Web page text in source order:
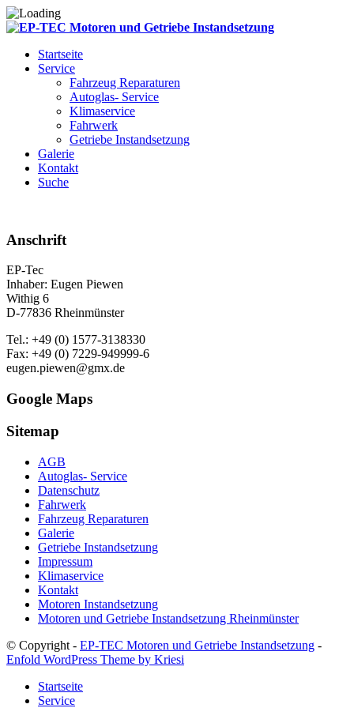
Startseite
Service
Fahrzeug Reparaturen
Autoglas- Service
Klimaservice
Fahrwerk
Getriebe Instandsetzung
Galerie
Kontakt
Suche
Anschrift
EP-Tec
Inhaber: Eugen Piewen
Withig 6
D-77836 Rheinmünster
Tel.: +49 (0) 1577-3138330
Fax: +49 (0) 7229-949999-6
eugen.piewen@gmx.de
Google Maps
Sitemap
AGB
Autoglas- Service
Datenschutz
Fahrwerk
Fahrzeug Reparaturen
Galerie
Getriebe Instandsetzung
Impressum
Klimaservice
Kontakt
Motoren Instandsetzung
Motoren und Getriebe Instandsetzung Rheinmünster
© Copyright - EP-TEC Motoren und Getriebe Instandsetzung -
Enfold WordPress Theme by Kriesi
Startseite
Service